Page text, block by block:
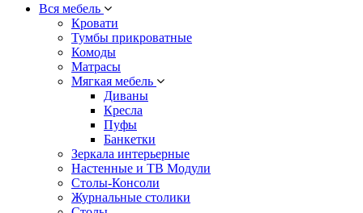
Вся мебель
Кровати
Тумбы прикроватные
Комоды
Матрасы
Мягкая мебель
Диваны
Кресла
Пуфы
Банкетки
Зеркала интерьерные
Настенные и ТВ Модули
Столы-Консоли
Журнальные столики